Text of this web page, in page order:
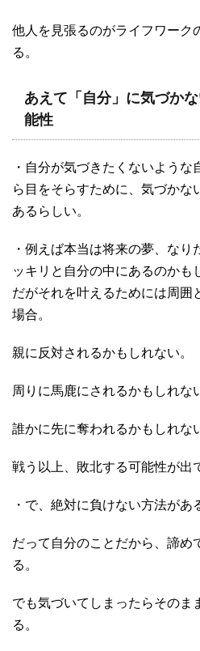
他人を見張るのがライフワーク
る。
あえて「自分」に気づか
能性
・自分が気づきたくないよう
ら目をそらすために、気づかな
あるらしい。
・例えば本当は将来の夢、な
ッキリと自分の中にあるのかも
だがそれを叶えるためには周囲
場合。
親に反対されるかもしれない。
周りに馬鹿にされるかもしれな
誰かに先に奪われるかもしれな
戦う以上、敗北する可能性が出
・で、絶対に負けない方法があ
だって自分のことだから、諦め
る。
でも気づいてしまったらそのま
る。